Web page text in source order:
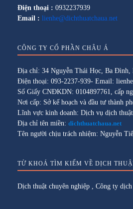
Điện thoại : 0932237939
Email : lienhe@dichthuatchaua.net
CÔNG TY CỔ PHẦN CHÂU Á
Địa chỉ: 34 Nguyễn Thái Học, Ba Đình,
Điện thoại: 093-2237-939- Email:
Số Giấy CNĐKDN: 0104897761, cấp
Nơi cấp: Sở kế hoạch và đầu tư thành
Lĩnh vực kinh doanh: Dịch vụ dịch
Địa chỉ tên miền: dichthuatchaua.net
Tên người chịu trách nhiệm: Nguyễn
TỪ KHOÁ TÌM KIẾM VỀ DỊCH
Dịch thuật chuyên nghiệp , Công ty